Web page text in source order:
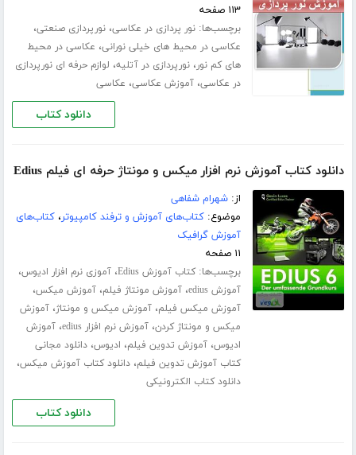
۱۱۳ صفحه
برچسب‌ها:نور پردازی در عکاسی،نورپردازی صنعتی،
عکاسی در محیط های خیلی نورانی، عکاسی در محیط
های کم نور،نورپردازی در آتلیه، لوازم حرفه ای نورپردازی
در عکاسی،آموزش عکاسی، عکاسی
دانلود کتاب
دانلود کتاب آموزش نرم افزار میکس و مونتاژ حرفه ای فیلم Edius
از:شهرام شفاهی
موضوع:کتاب‌های آموزش و ترفند کامپیوتر،کتاب‌های
آموزش گرافیک
۱۱ صفحه
برچسب‌ها:کتاب آموزش Edius ،آموزی نرم افزار ادیوس،
آموزش edius ،آموزش مونتاژ فیلم،آموزش میکس،
آموزش میکس فیلم،آموزش میکس و مونتاژ،آموزش
میکس و مونتاژ کردن،آموزش نرم افزار edius ،آموزش
ادیوس،آموزش تدوین فیلم، ادیوس،دانلود مجانی
کتاب آموزش تدوین فیلم،دانلود کتاب آموزش میکس،
دانلود کتاب الکترونیکی
دانلود کتاب